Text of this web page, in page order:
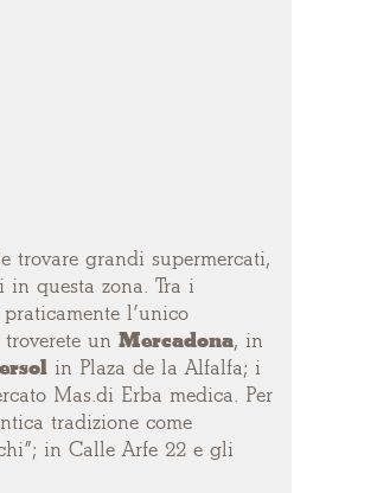
trovare grandi supermercati,
questa zona. Tra i
l’unico
un Mercadona, in
in Plaza de la Alfalfa; i
Mas.di Erba medica. Per
tradizione come
in Calle Arfe 22 e gli